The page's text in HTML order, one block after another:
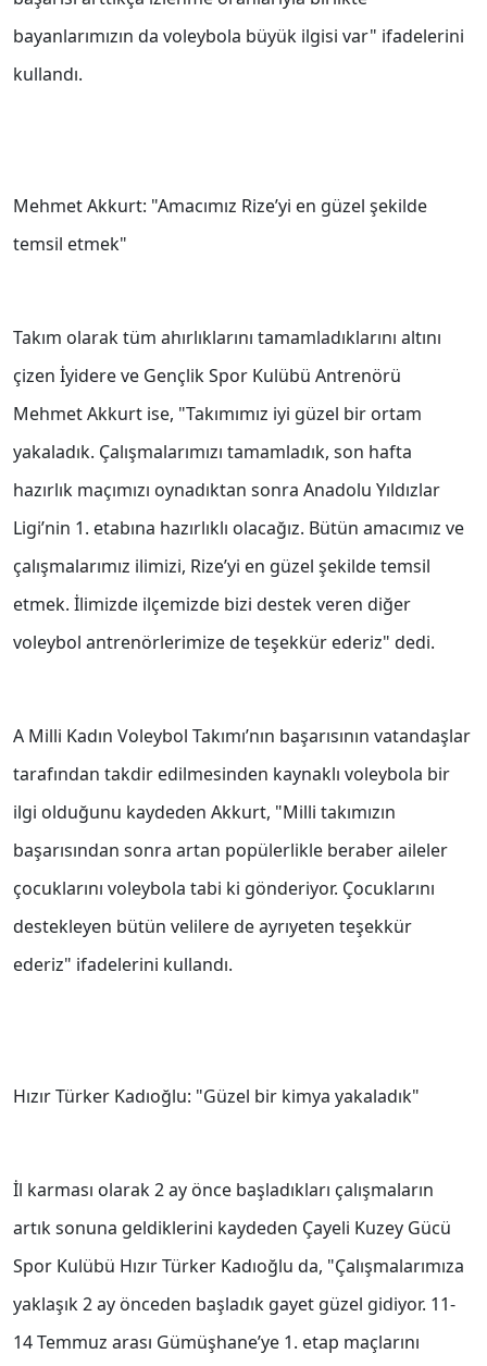
bayanlarımızın da voleybola büyük ilgisi var" ifadelerini
kullandı.
Mehmet Akkurt: "Amacımız Rize’yi en güzel şekilde
temsil etmek"
Takım olarak tüm ahırlıklarını tamamladıklarını altını
çizen İyidere ve Gençlik Spor Kulübü Antrenörü
Mehmet Akkurt ise, "Takımımız iyi güzel bir ortam
yakaladık. Çalışmalarımızı tamamladık, son hafta
hazırlık maçımızı oynadıktan sonra Anadolu Yıldızlar
Ligi’nin 1. etabına hazırlıklı olacağız. Bütün amacımız ve
çalışmalarımız ilimizi, Rize’yi en güzel şekilde temsil
etmek. İlimizde ilçemizde bizi destek veren diğer
voleybol antrenörlerimize de teşekkür ederiz" dedi.
A Milli Kadın Voleybol Takımı’nın başarısının vatandaşlar
tarafından takdir edilmesinden kaynaklı voleybola bir
ilgi olduğunu kaydeden Akkurt, "Milli takımızın
başarısından sonra artan popülerlikle beraber aileler
çocuklarını voleybola tabi ki gönderiyor. Çocuklarını
destekleyen bütün velilere de ayrıyeten teşekkür
ederiz" ifadelerini kullandı.
Hızır Türker Kadıoğlu: "Güzel bir kimya yakaladık"
İl karması olarak 2 ay önce başladıkları çalışmaların
artık sonuna geldiklerini kaydeden Çayeli Kuzey Gücü
Spor Kulübü Hızır Türker Kadıoğlu da, "Çalışmalarımıza
yaklaşık 2 ay önceden başladık gayet güzel gidiyor. 11-
14 Temmuz arası Gümüşhane’ye 1. etap maçlarını